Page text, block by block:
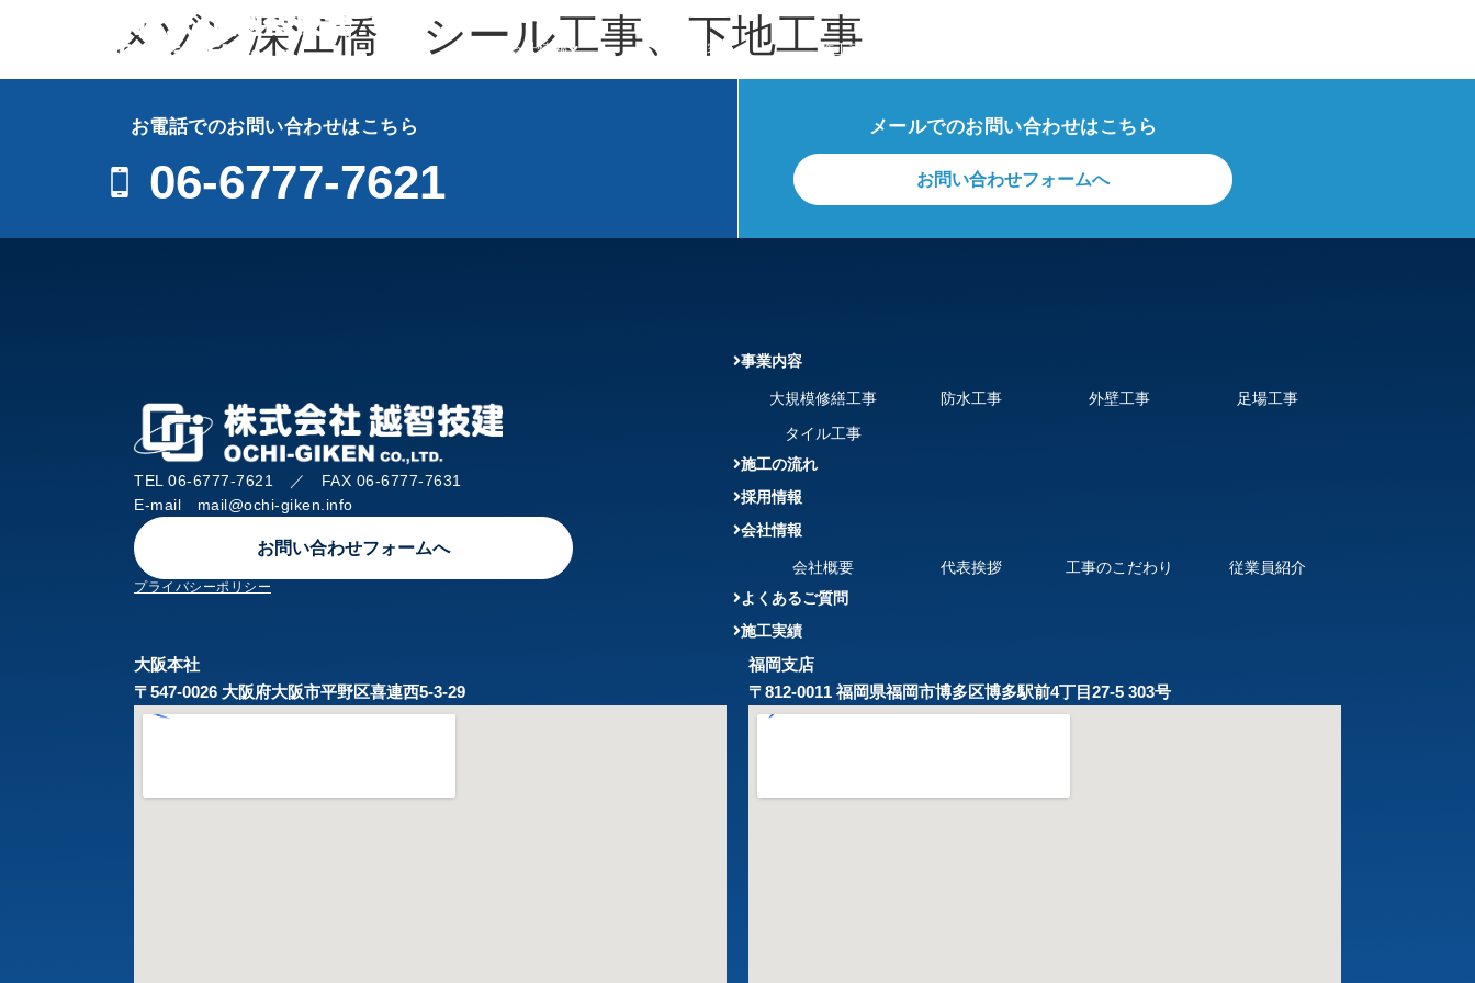
会社情報 事業内容 施工実績
メゾン深江橋 シール工事、下地工事
お電話でのお問い合わせはこちら
06-6777-7621
メールでのお問い合わせはこちら
お問い合わせフォームへ
TEL 06-6777-7621 ／ FAX 06-6777-7631
E-mail mail@ochi-giken.info
お問い合わせフォームへ
プライバシーポリシー
事業内容
大規模修繕工事 防水工事 外壁工事
足場工事
タイル工事
施工の流れ
採用情報
会社情報
会社概要 代表挨拶 工事のこだわり
従業員紹介
よくあるご質問
施工実績
大阪本社
〒547-0026 大阪府大阪市平野区喜連西5-3-29
福岡支店
〒812-0011 福岡県福岡市博多区博多駅前4丁目27-5 303号